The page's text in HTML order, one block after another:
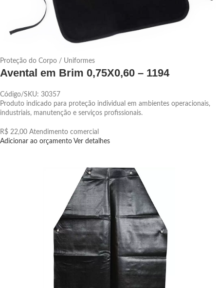
Proteção do Corpo / Uniformes
Avental em Brim 0,75X0,60 – 1194
Código/SKU: 30357
Produto indicado para proteção individual em ambientes operacionais,
industriais, manutenção e serviços profissionais.
R$ 22,00 Atendimento comercial
Adicionar ao orçamento Ver detalhes